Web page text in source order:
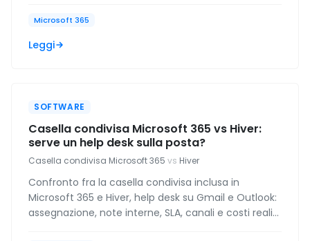
Microsoft 365
Leggi
SOFTWARE
Casella condivisa Microsoft 365 vs Hiver:
serve un help desk sulla posta?
Casella condivisa Microsoft 365 vs Hiver
Confronto fra la casella condivisa inclusa in
Microsoft 365 e Hiver, help desk su Gmail e Outlook:
assegnazione, note interne, SLA, canali e costi reali